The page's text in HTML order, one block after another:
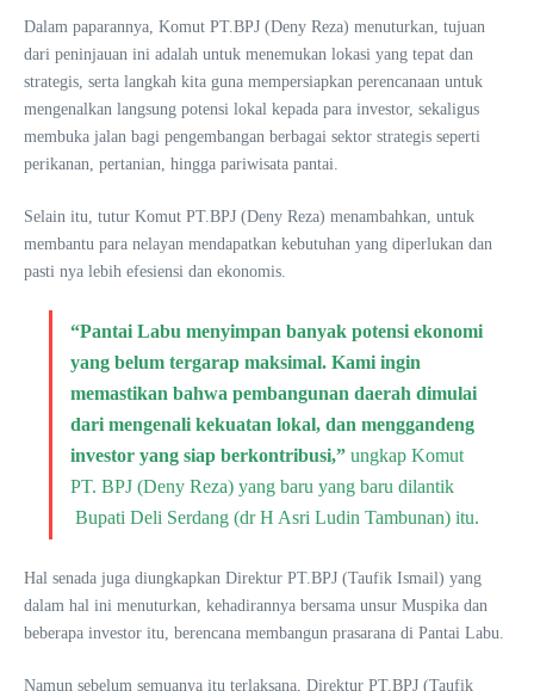
Dalam paparannya, Komut PT.BPJ (Deny Reza) menuturkan, tujuan
dari peninjauan ini adalah untuk menemukan lokasi yang tepat dan
strategis, serta langkah kita guna mempersiapkan perencanaan untuk
mengenalkan langsung potensi lokal kepada para investor, sekaligus
membuka jalan bagi pengembangan berbagai sektor strategis seperti
perikanan, pertanian, hingga pariwisata pantai.
Selain itu, tutur Komut PT.BPJ (Deny Reza) menambahkan, untuk
membantu para nelayan mendapatkan kebutuhan yang diperlukan dan
pasti nya lebih efesiensi dan ekonomis.
“Pantai Labu menyimpan banyak potensi ekonomi
yang belum tergarap maksimal. Kami ingin
memastikan bahwa pembangunan daerah dimulai
dari mengenali kekuatan lokal, dan menggandeng
investor yang siap berkontribusi,” ungkap Komut
PT. BPJ (Deny Reza) yang baru yang baru dilantik
Bupati Deli Serdang (dr H Asri Ludin Tambunan) itu.
Hal senada juga diungkapkan Direktur PT.BPJ (Taufik Ismail) yang
dalam hal ini menuturkan, kehadirannya bersama unsur Muspika dan
beberapa investor itu, berencana membangun prasarana di Pantai Labu.
Namun sebelum semuanya itu terlaksana, Direktur PT.BPJ (Taufik